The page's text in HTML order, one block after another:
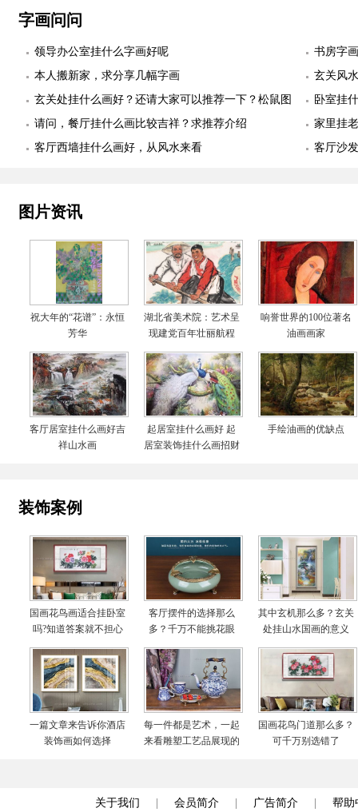
字画问问
领导办公室挂什么字画好呢
书房字
本人搬新家，求分享几幅字画
玄关风
玄关处挂什么画好？还请大家可以推荐一下？松鼠图
适合么？
卧室挂
幅
请问，餐厅挂什么画比较吉祥？求推荐介绍
家里挂
客厅西墙挂什么画好，从风水来看
客厅沙
图片资讯
祝大年的“花谱”：永恒
芳华
湖北省美术院：艺术呈
现建党百年壮丽航程
响誉世界的100位著名
油画画家
客厅居室挂什么画好吉
祥山水画
起居室挂什么画好 起
居室装饰挂什么画招财
手绘油画的优缺点
装饰案例
国画花鸟画适合挂卧室
吗?知道答案就不担心
客厅摆件的选择那么
多？千万不能挑花眼
其中玄机那么多？玄关
处挂山水国画的意义
一篇文章来告诉你酒店
装饰画如何选择
每一件都是艺术，一起
来看雕塑工艺品展现的
国画花鸟门道那么多？
可千万别选错了
关于我们 | 会员简介 | 广告简介 | 帮助